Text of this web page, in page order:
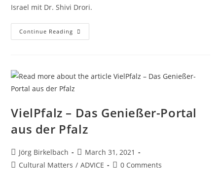
Israel mit Dr. Shivi Drori.
Continue Reading
VielPfalz – Das Genießer-Portal
aus der Pfalz
Jörg Birkelbach
March 31, 2021
Cultural Matters / ADVICE 0 Comments